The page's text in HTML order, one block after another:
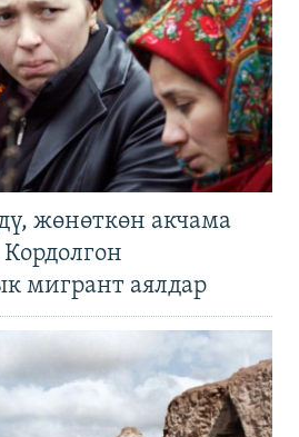
жөнөткөн акчама
мигрант аялдар